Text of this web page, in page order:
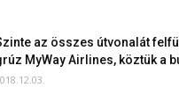
az összes útvonalát
MyWay Airlines, köztük a